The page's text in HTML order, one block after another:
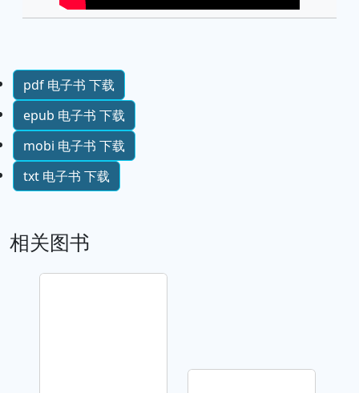
pdf 电子书 下载
epub 电子书 下载
mobi 电子书 下载
txt 电子书 下载
相关图书